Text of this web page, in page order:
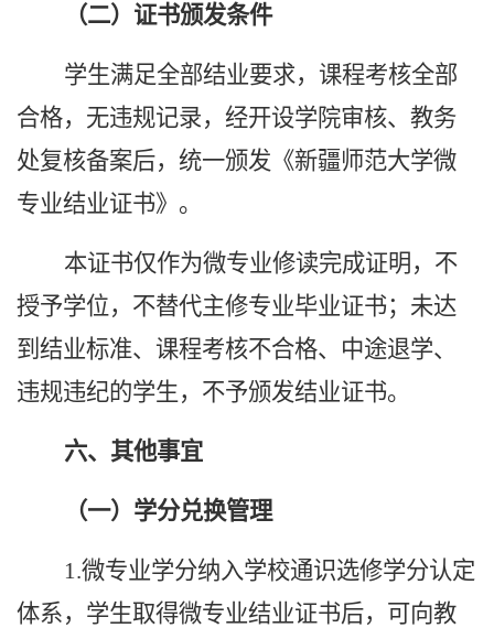
（二）证书颁发条件
学生满足全部结业要求，课程考核全部
合格，无违规记录，经开设学院审核、教务
处复核备案后，统一颁发《新疆师范大学微
专业结业证书》。
本证书仅作为微专业修读完成证明，不
授予学位，不替代主修专业毕业证书；未达
到结业标准、课程考核不合格、中途退学、
违规违纪的学生，不予颁发结业证书。
六、其他事宜
（一）学分兑换管理
1.微专业学分纳入学校通识选修学分认定
体系，学生取得微专业结业证书后，可向教